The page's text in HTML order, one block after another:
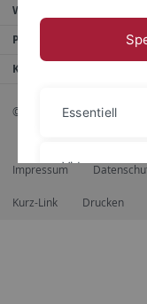
Weitere Angebote
Portale
Kontaktinfo
© 2026 Eberhard Karls
Impressum
Kurz-Link Drucken
Essentiell
Videos